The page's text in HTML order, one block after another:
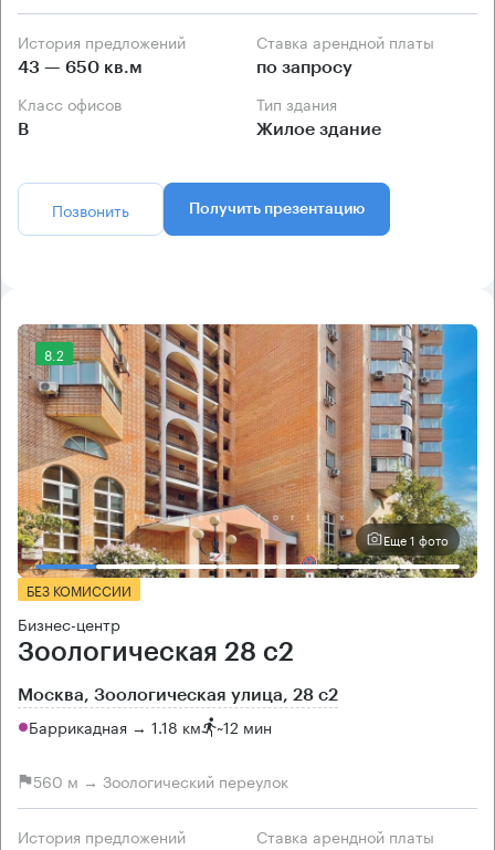
История предложений
43 — 650 кв.м
Ставка арендной платы
по запросу
Класс офисов
B
Тип здания
Жилое здание
Позвонить Получить презентацию
8.2
Еще 1 фото
БЕЗ КОМИССИИ
Бизнес-центр
Зоологическая 28 с2
Москва, Зоологическая улица, 28 с2
Баррикадная → 1.18 км ~12 мин
560 м → Зоологический переулок
История предложений Ставка арендной платы